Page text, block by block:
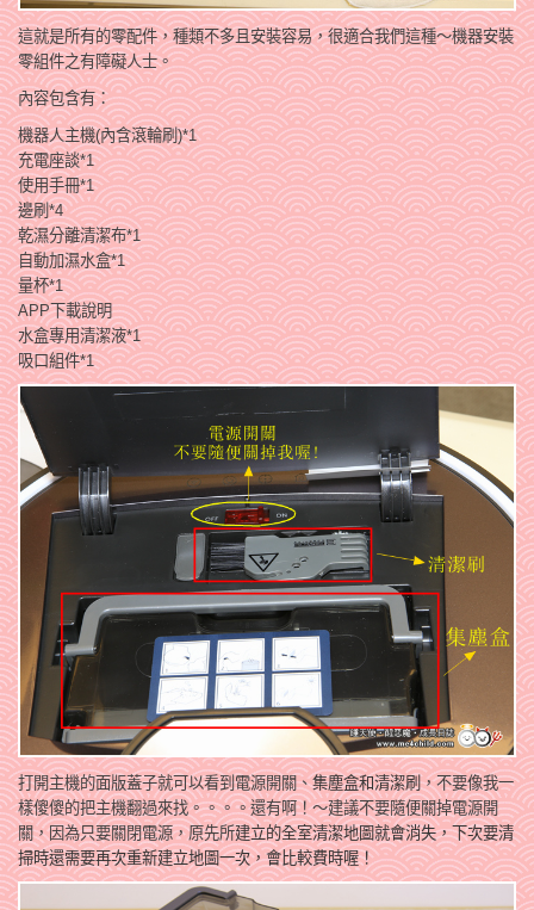
這就是所有的零配件，種類不多且安裝容易，很適合我們這種～機器安裝
零組件之有障礙人士。
內容包含有：
機器人主機(內含滾輪刷)*1
充電座談*1
使用手冊*1
邊刷*4
乾濕分離清潔布*1
自動加濕水盒*1
量杯*1
APP下載說明
水盒專用清潔液*1
吸口組件*1
打開主機的面版蓋子就可以看到電源開關、集塵盒和清潔刷，不要像我一
樣傻傻的把主機翻過來找。。。。還有啊！～建議不要隨便關掉電源開
關，因為只要關閉電源，原先所建立的全室清潔地圖就會消失，下次要清
掃時還需要再次重新建立地圖一次，會比較費時喔！